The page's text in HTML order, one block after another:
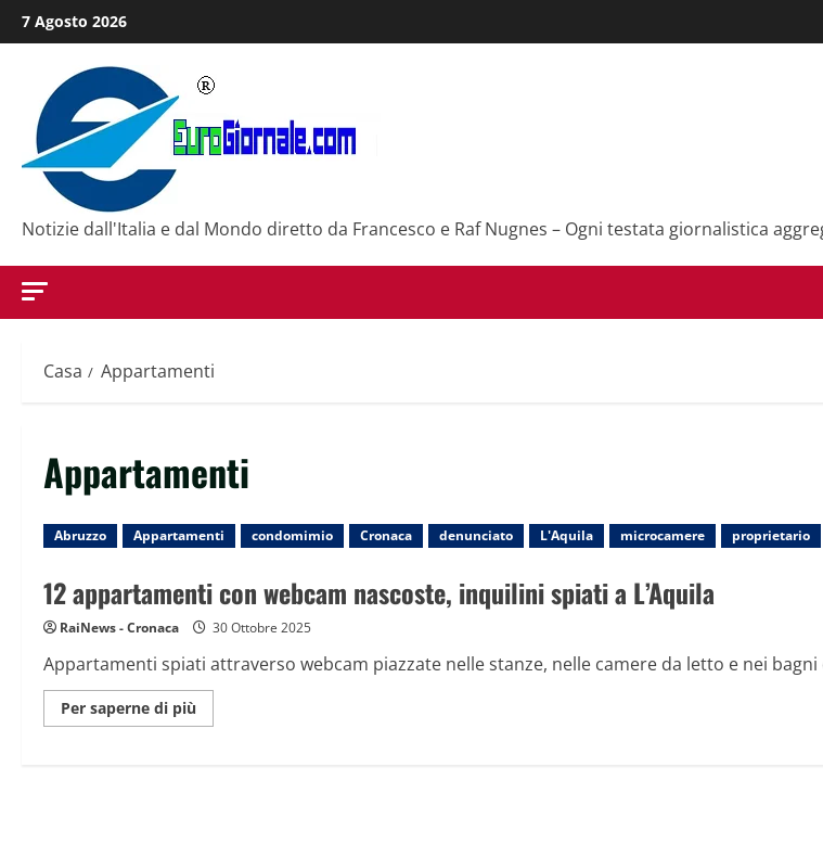
Salta
al
contenuto
7 Agosto 2026
Notizie dall'Italia e dal Mondo diretto da Francesco e Raf Nugnes – Ogni testata giornalistica
Casa Appartamenti
Appartamenti
Abruzzo Appartamenti condomimio Cronaca denunciato L'Aquila microcamere proprietario
12 appartamenti con webcam nascoste, inquilini spiati a L’Aquila
RaiNews - Cronaca 30 Ottobre 2025
Appartamenti spiati attraverso webcam piazzate nelle stanze, nelle camere da letto e nei
Per saperne di più
informazioni